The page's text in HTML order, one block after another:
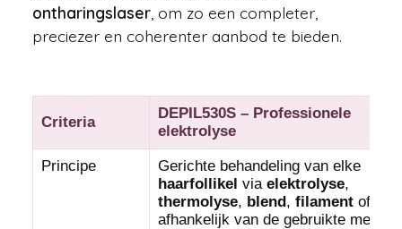
ontharingslaser , om zo een completer,
preciezer en coherenter aanbod te bieden.
Criteria
DEPIL530S – Professionele
elektrolyse
Principe
Gerichte behandeling van elke
haarfollikel via elektrolyse,
thermolyse, blend, filament of
afhankelijk van de gebruikte